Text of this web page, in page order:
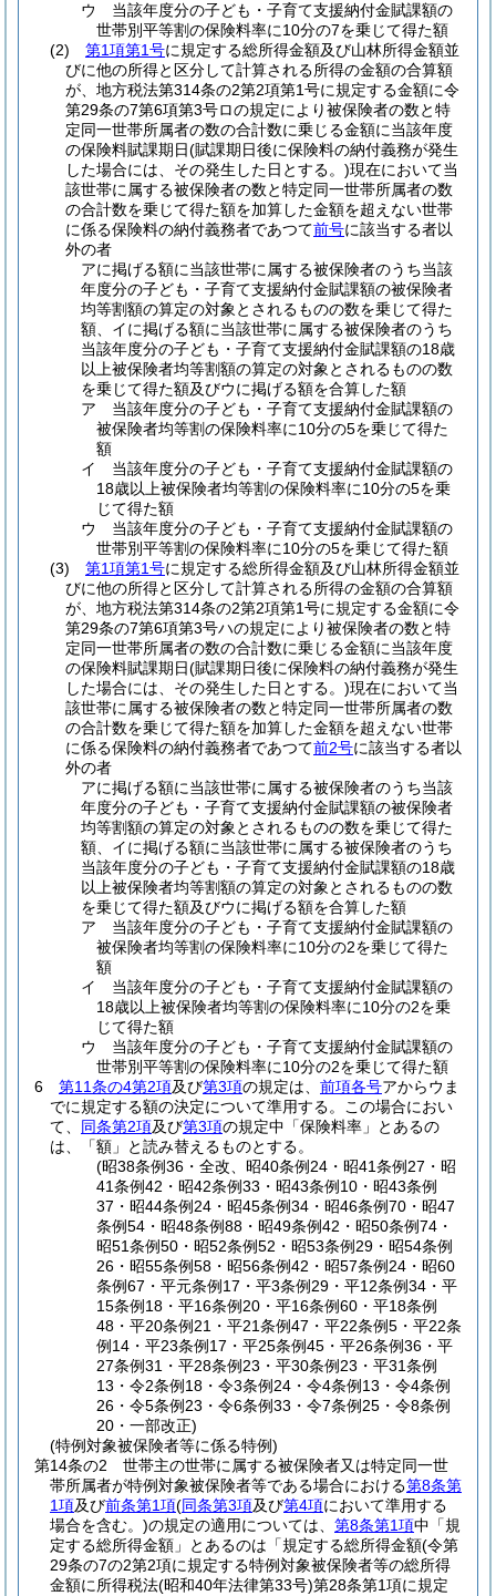
ウ 当該年度分の子ども・子育て支援納付金賦課額の
世帯別平等割の保険料率に10分の7を乗じて得た額
(2)
第1項第1号に規定する総所得金額及び山林所得金額並
びに他の所得と区分して計算される所得の金額の合算額
が、地方税法第314条の2第2項第1号に規定する金額に令
第29条の7第6項第3号ロの規定により被保険者の数と特
定同一世帯所属者の数の合計数に乗じる金額に当該年度
の保険料賦課期日(賦課期日後に保険料の納付義務が発生
した場合には、その発生した日とする。)現在において当
該世帯に属する被保険者の数と特定同一世帯所属者の数
の合計数を乗じて得た額を加算した金額を超えない世帯
に係る保険料の納付義務者であつて前号に該当する者以
外の者
アに掲げる額に当該世帯に属する被保険者のうち当該
年度分の子ども・子育て支援納付金賦課額の被保険者
均等割額の算定の対象とされるものの数を乗じて得た
額、イに掲げる額に当該世帯に属する被保険者のうち
当該年度分の子ども・子育て支援納付金賦課額の18歳
以上被保険者均等割額の算定の対象とされるものの数
を乗じて得た額及びウに掲げる額を合算した額
ア 当該年度分の子ども・子育て支援納付金賦課額の
被保険者均等割の保険料率に10分の5を乗じて得た
額
イ 当該年度分の子ども・子育て支援納付金賦課額の
18歳以上被保険者均等割の保険料率に10分の5を乗
じて得た額
ウ 当該年度分の子ども・子育て支援納付金賦課額の
世帯別平等割の保険料率に10分の5を乗じて得た額
(3)
第1項第1号に規定する総所得金額及び山林所得金額並
びに他の所得と区分して計算される所得の金額の合算額
が、地方税法第314条の2第2項第1号に規定する金額に令
第29条の7第6項第3号ハの規定により被保険者の数と特
定同一世帯所属者の数の合計数に乗じる金額に当該年度
の保険料賦課期日(賦課期日後に保険料の納付義務が発生
した場合には、その発生した日とする。)現在において当
該世帯に属する被保険者の数と特定同一世帯所属者の数
の合計数を乗じて得た額を加算した金額を超えない世帯
に係る保険料の納付義務者であつて前2号に該当する者以
外の者
アに掲げる額に当該世帯に属する被保険者のうち当該
年度分の子ども・子育て支援納付金賦課額の被保険者
均等割額の算定の対象とされるものの数を乗じて得た
額、イに掲げる額に当該世帯に属する被保険者のうち
当該年度分の子ども・子育て支援納付金賦課額の18歳
以上被保険者均等割額の算定の対象とされるものの数
を乗じて得た額及びウに掲げる額を合算した額
ア 当該年度分の子ども・子育て支援納付金賦課額の
被保険者均等割の保険料率に10分の2を乗じて得た
額
イ 当該年度分の子ども・子育て支援納付金賦課額の
18歳以上被保険者均等割の保険料率に10分の2を乗
じて得た額
ウ 当該年度分の子ども・子育て支援納付金賦課額の
世帯別平等割の保険料率に10分の2を乗じて得た額
6
第11条の4第2項及び第3項の規定は、 前項各号アからウま
でに規定する額の決定について準用する。
この場合におい
て、 同条第2項及び第3項の規定中「保険料率」とあるの
は、「額」と読み替えるものとする。
(昭38条例36・全改、昭40条例24・昭41条例27・昭
41条例42・昭42条例33・昭43条例10・昭43条例
37・昭44条例24・昭45条例34・昭46条例70・昭47
条例54・昭48条例88・昭49条例42・昭50条例74・
昭51条例50・昭52条例52・昭53条例29・昭54条例
26・昭55条例58・昭56条例42・昭57条例24・昭60
条例67・平元条例17・平3条例29・平12条例34・平
15条例18・平16条例20・平16条例60・平18条例
48・平20条例21・平21条例47・平22条例5・平22条
例14・平23条例17・平25条例45・平26条例36・平
27条例31・平28条例23・平30条例23・平31条例
13・令2条例18・令3条例24・令4条例13・令4条例
26・令5条例23・令6条例33・令7条例25・令8条例
20・一部改正)
(特例対象被保険者等に係る特例)
第14条の2
世帯主の世帯に属する被保険者又は特定同一世
帯所属者が特例対象被保険者等である場合における第8条第
1項及び前条第1項(同条第3項及び第4項において準用する
場合を含む。)の規定の適用については、 第8条第1項中「規
定する総所得金額」とあるのは「規定する総所得金額(令第
29条の7の2第2項に規定する特例対象被保険者等の総所得
金額に所得税法(昭和40年法律第33号)第28条第1項に規定